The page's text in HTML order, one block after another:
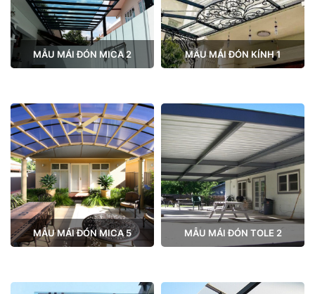
MẪU MÁI ĐÓN MICA 2 MẪU MÁI ĐÓN KÍNH 1
MẪU MÁI ĐÓN MICA 5 MẪU MÁI ĐÓN TOLE 2